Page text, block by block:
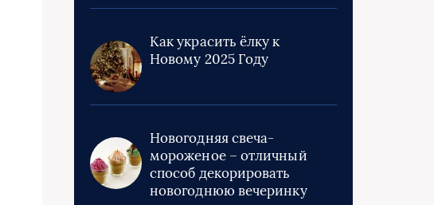
Как украсить ёлку к
Новому 2025 Году
Новогодняя свеча-
мороженое – отличный
способ декорировать
новогоднюю вечеринку